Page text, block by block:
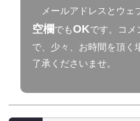
メールアドレスとウェ
空欄でもOKです。コメ
で、少々、お時間を頂く
了承くださいませ。